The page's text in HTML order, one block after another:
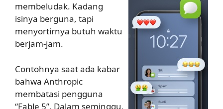
membeludak. Kadang
isinya berguna, tapi
menyortirnya butuh waktu
berjam-jam.
Contohnya saat ada kabar
bahwa Anthropic
membatasi pengguna
“Fable 5”. Dalam seminggu,